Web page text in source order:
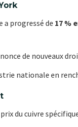
a progressé de 17 %
de nouveaux
nationale en
du cuivre